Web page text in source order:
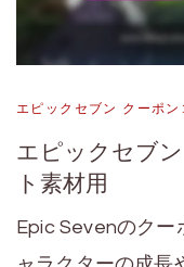
エピックセブン クーポン
エピックセブ
ト素材用
Epic Sevenのクー